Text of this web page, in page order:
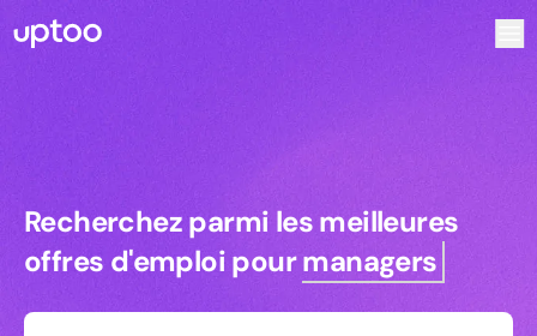
Recherchez parmi les meilleures
Recherchez parmi les meilleures
offres d'emploi pourmanagers